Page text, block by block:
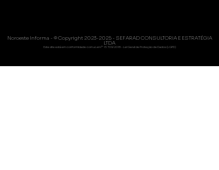
Noroeste Informa - © Copyright 2023-2025 - SEFARAD CONSULTORIA E ESTRATÉGIA
LTDA
Este site está em conformidade com a Lei nº 13.709/2018 - Lei Geral de Proteção de Dados (LGPD)